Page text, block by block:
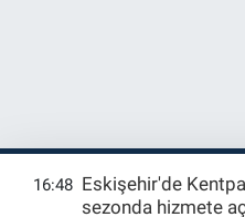
16:48 Eskişehir'de
sezonda hizmete